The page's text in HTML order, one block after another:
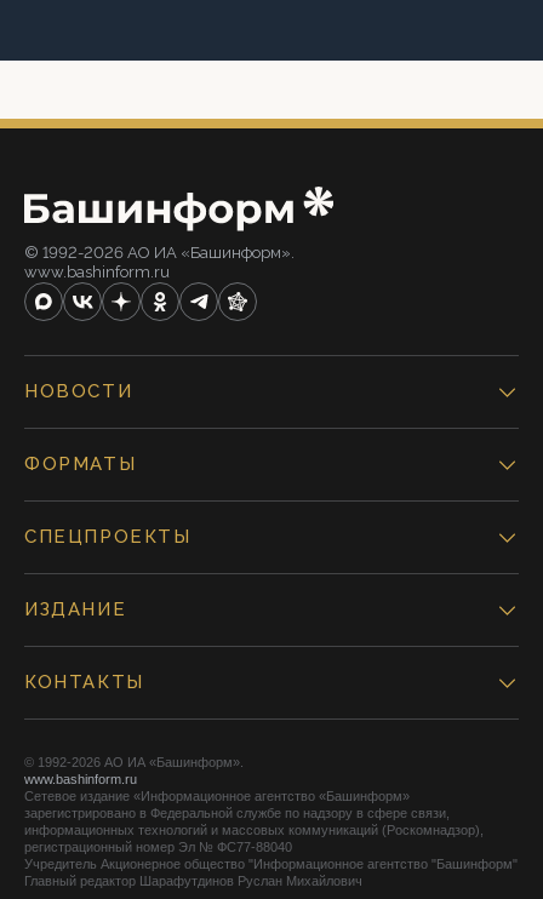
© 1992-2026 АО ИА «Башинформ».
www.bashinform.ru
НОВОСТИ
ФОРМАТЫ
СПЕЦПРОЕКТЫ
ИЗДАНИЕ
КОНТАКТЫ
© 1992-2026 АО ИА «Башинформ».
www.bashinform.ru
Сетевое издание «Информационное агентство «Башинформ»
зарегистрировано в Федеральной службе по надзору в сфере связи,
информационных технологий и массовых коммуникаций (Роскомнадзор),
регистрационный номер Эл № ФС77-88040
Учредитель Акционерное общество "Информационное агентство "Башинформ"
Главный редактор Шарафутдинов Руслан Михайлович